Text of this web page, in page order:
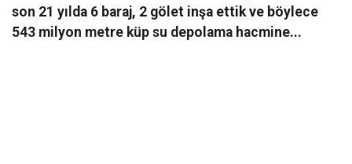
son 21 yılda 6 baraj, 2 gölet inşa ettik ve böylece
543 milyon metre küp su depolama hacmine...